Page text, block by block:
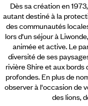
Dès sa création en
autant destiné à la
des communautés
lors d'un séjour à
animée et active. Le
diversité de ses
rivière Shire et aux
profondes. En plus de
observer à l'occasion de
des lions,